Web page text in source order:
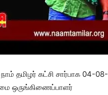
தமிழர் கட்சி சார்பாக 04-08-
ஒருங்கிணைப்பாளர்